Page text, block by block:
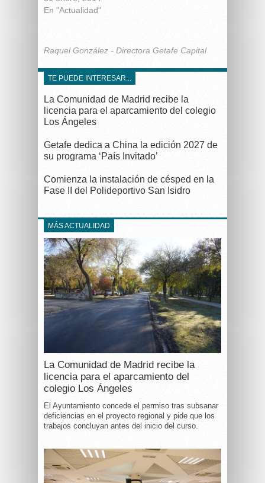
En "Actualidad"
Raquel González - Directora Getafe Capital
TE PUEDE INTERESAR...
La Comunidad de Madrid recibe la
licencia para el aparcamiento del colegio
Los Ángeles
Getafe dedica a China la edición 2027 de
su programa ‘País Invitado’
Comienza la instalación de césped en la
Fase II del Polideportivo San Isidro
MÁS ACTUALIDAD
La Comunidad de Madrid recibe la
licencia para el aparcamiento del
colegio Los Ángeles
El Ayuntamiento concede el permiso tras subsanar
deficiencias en el proyecto regional y pide que los
trabajos concluyan antes del inicio del curso.